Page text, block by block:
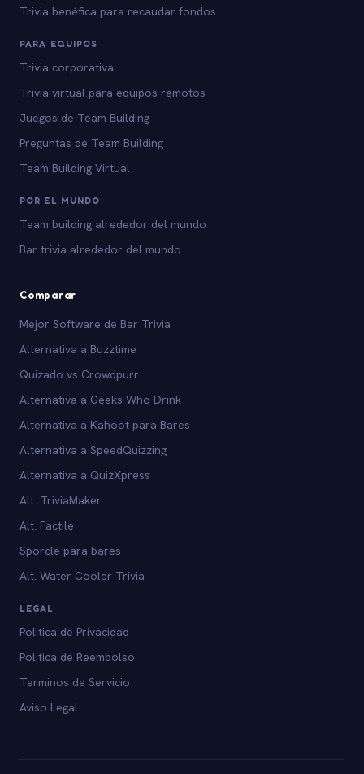
Trivia benéfica para recaudar fondos
PARA EQUIPOS
Trivia corporativa
Trivia virtual para equipos remotos
Juegos de Team Building
Preguntas de Team Building
Team Building Virtual
POR EL MUNDO
Team building alrededor del mundo
Bar trivia alrededor del mundo
Comparar
Mejor Software de Bar Trivia
Alternativa a Buzztime
Quizado vs Crowdpurr
Alternativa a Geeks Who Drink
Alternativa a Kahoot para Bares
Alternativa a SpeedQuizzing
Alternativa a QuizXpress
Alt. TriviaMaker
Alt. Factile
Sporcle para bares
Alt. Water Cooler Trivia
LEGAL
Politica de Privacidad
Politica de Reembolso
Terminos de Servicio
Aviso Legal